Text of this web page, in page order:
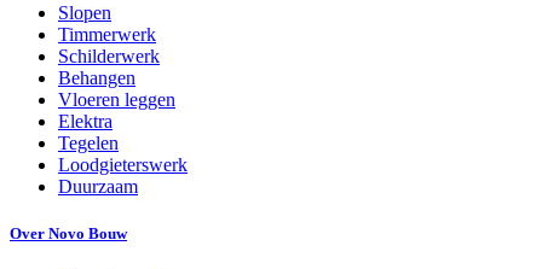
Slopen
Timmerwerk
Schilderwerk
Behangen
Vloeren leggen
Elektra
Tegelen
Loodgieterswerk
Duurzaam
Over Novo Bouw